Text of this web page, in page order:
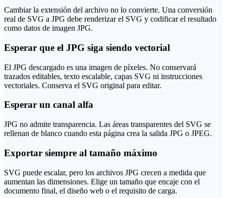
Cambiar la extensión del archivo no lo convierte. Una conversión
real de SVG a JPG debe renderizar el SVG y codificar el resultado
como datos de imagen JPG.
Esperar que el JPG siga siendo vectorial
El JPG descargado es una imagen de píxeles. No conservará
trazados editables, texto escalable, capas SVG ni instrucciones
vectoriales. Conserva el SVG original para editar.
Esperar un canal alfa
JPG no admite transparencia. Las áreas transparentes del SVG se
rellenan de blanco cuando esta página crea la salida JPG o JPEG.
Exportar siempre al tamaño máximo
SVG puede escalar, pero los archivos JPG crecen a medida que
aumentan las dimensiones. Elige un tamaño que encaje con el
documento final, el diseño web o el requisito de carga.